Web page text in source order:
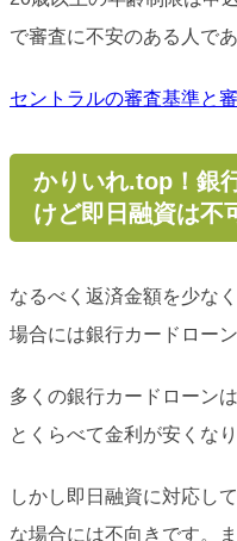
で審査に不安のある人で
セントラルの審査基準と
かりいれ.top！銀
けど即日融資は不
なるべく返済金額を少な
場合には銀行カードロー
多くの銀行カードローン
とくらべて金利が安くなり
しかし即日融資に対応し
な場合には不向きです。